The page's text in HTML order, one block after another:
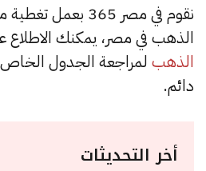
نقوم في مصر 365
الذهب في مصر، يمكنك
الذهب لمراجعة الجدول
دائم.
أخر التحديثات